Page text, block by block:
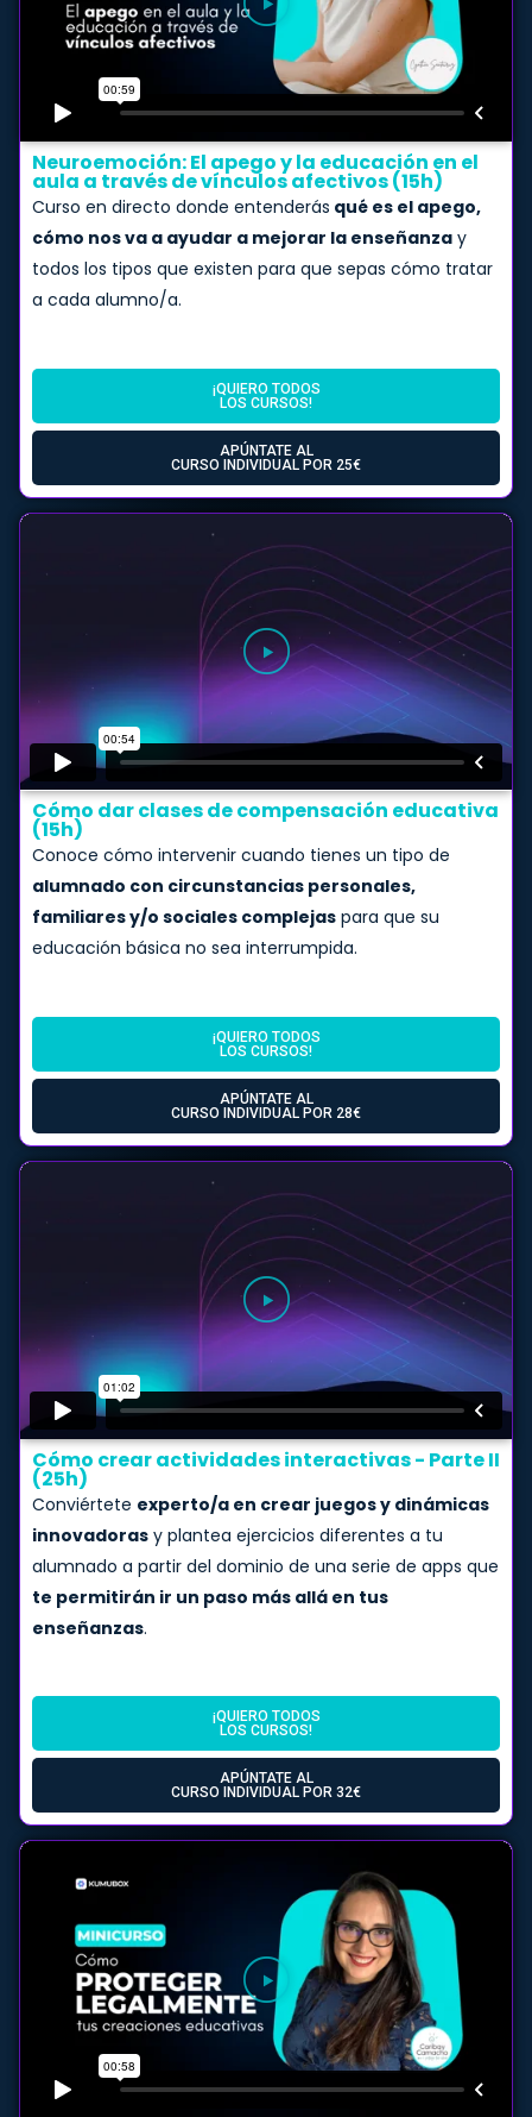
Neuroemoción: El apego y la educación en el
aula a través de vínculos afectivos (15h)
Curso en directo donde entenderás qué es el apego,
cómo nos va a ayudar a mejorar la enseñanza y
todos los tipos que existen para que sepas cómo tratar
a cada alumno/a.
¡QUIERO TODOS
LOS CURSOS!
APÚNTATE AL
CURSO INDIVIDUAL POR 25€
Cómo dar clases de compensación educativa
(15h)​
Conoce cómo intervenir cuando tienes un tipo de
alumnado con circunstancias personales,
familiares y/o sociales complejas para que su
educación básica no sea interrumpida.
¡QUIERO TODOS
LOS CURSOS!
APÚNTATE AL
CURSO INDIVIDUAL POR 28€
Cómo crear actividades interactivas - Parte II
(25h)
Conviértete experto/a en crear juegos y dinámicas
innovadoras y plantea ejercicios diferentes a tu
alumnado a partir del dominio de una serie de apps que
te permitirán ir un paso más allá en tus
enseñanzas.
¡QUIERO TODOS
LOS CURSOS!
APÚNTATE AL
CURSO INDIVIDUAL POR 32€